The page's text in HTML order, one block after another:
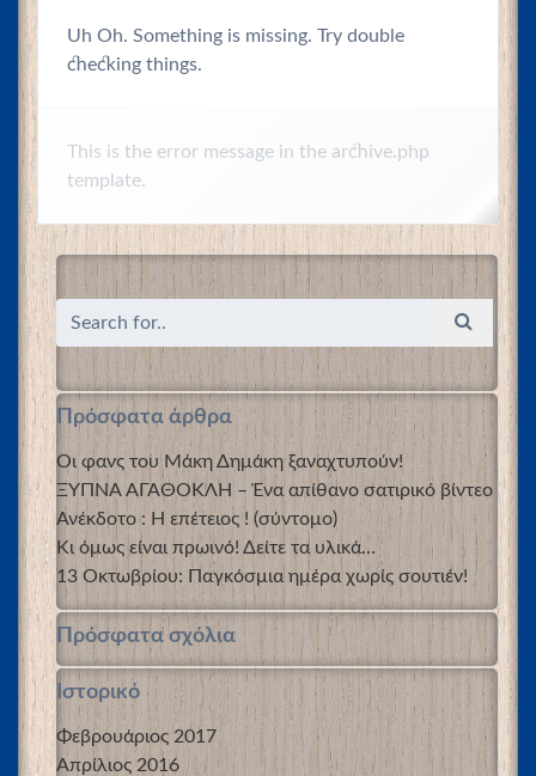
Uh Oh. Something is missing. Try double
checking things.
This is the error message in the archive.php
template.
Πρόσφατα άρθρα
Οι φανς του Μάκη Δημάκη ξαναχτυπούν!
ΞΥΠΝΑ ΑΓΑΘΟΚΛΗ – Ένα απίθανο σατιρικό βίντεο
Ανέκδοτο : Η επέτειος ! (σύντομο)
Κι όμως είναι πρωινό! Δείτε τα υλικά…
13 Οκτωβρίου: Παγκόσμια ημέρα χωρίς σουτιέν!
Πρόσφατα σχόλια
Ιστορικό
Φεβρουάριος 2017
Απρίλιος 2016